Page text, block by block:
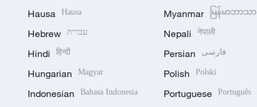
Hausa Hausa
Hebrew עברית
Hindi हिन्दी
Hungarian Magyar
Indonesian Bahasa Indonesia
Myanmar မြန်မာဘာသာ
Nepali नेपाली
Persian فارسی
Polish Polski
Portuguese Português